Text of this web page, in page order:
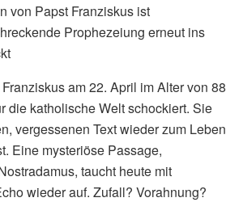
von Papst Franziskus ist
Prophezeiung erneut ins
am 22. April im Alter von 88
die katholische Welt schockiert. Sie
vergessenen Text wieder zum Leben
Eine mysteriöse Passage,
taucht heute mit
wieder auf. Zufall? Vorahnung?